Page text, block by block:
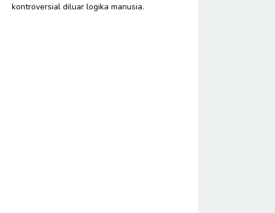
kontroversial diluar logika manusia.